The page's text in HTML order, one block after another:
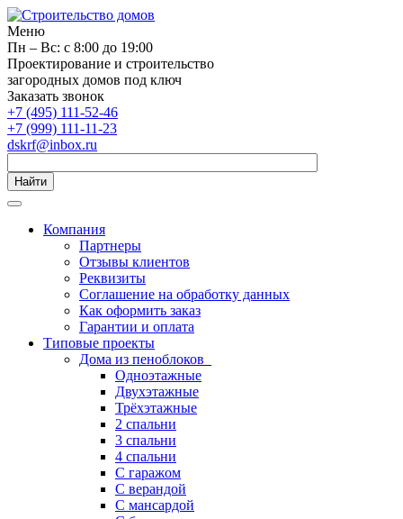
Меню
Пн – Вс: с 8:00 до 19:00
Проектирование и строительство
загородных домов под ключ
Заказать звонок
+7 (495) 111-52-46
+7 (999) 111-11-23
dskrf@inbox.ru
Найти
Компания
Партнеры
Отзывы клиентов
Реквизиты
Соглашение на обработку данных
Как оформить заказ
Гарантии и оплата
Типовые проекты
Дома из пеноблоков
Одноэтажные
Двухэтажные
Трёхэтажные
2 спальни
3 спальни
4 спальни
С гаражом
С верандой
С мансардой